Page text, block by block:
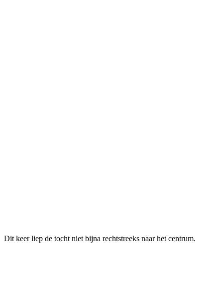
Dit keer liep de tocht niet bijna rechtstreeks naar het centrum.